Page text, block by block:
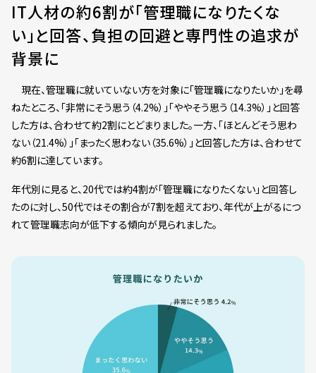
IT人材の約6割が「管理職になりたくな
い」と回答、負担の回避と専門性の追求が
背景に
現在、管理職に就いていない方を対象に「管理職になりたいか」を尋
ねたところ、「非常にそう思う（4.2%）」「ややそう思う（14.3%）」と回答
した方は、合わせて約2割にとどまりました。一方、「ほとんどそう思わ
ない（21.4%）」「まったく思わない（35.6%）」と回答した方は、合わせて
約6割に達しています。
年代別に見ると、20代では約4割が「管理職になりたくない」と回答し
たのに対し、50代ではその割合が7割を超えており、年代が上がるにつ
れて管理職志向が低下する傾向が見られました。